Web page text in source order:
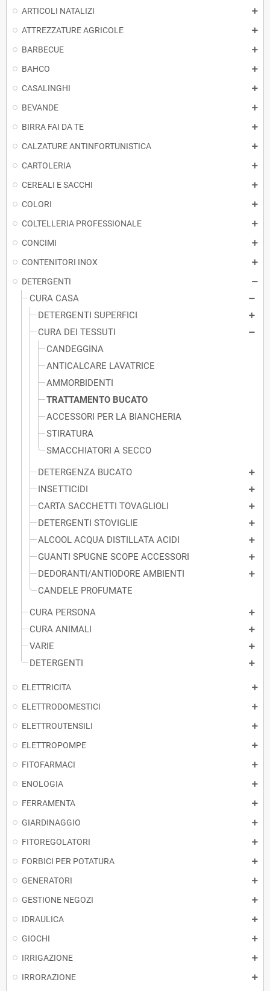
ARTICOLI NATALIZI
ATTREZZATURE AGRICOLE
BARBECUE
BAHCO
CASALINGHI
BEVANDE
BIRRA FAI DA TE
CALZATURE ANTINFORTUNISTICA
CARTOLERIA
CEREALI E SACCHI
COLORI
COLTELLERIA PROFESSIONALE
CONCIMI
CONTENITORI INOX
DETERGENTI
CURA CASA
DETERGENTI SUPERFICI
CURA DEI TESSUTI
CANDEGGINA
ANTICALCARE LAVATRICE
AMMORBIDENTI
TRATTAMENTO BUCATO
ACCESSORI PER LA BIANCHERIA
STIRATURA
SMACCHIATORI A SECCO
DETERGENZA BUCATO
INSETTICIDI
CARTA SACCHETTI TOVAGLIOLI
DETERGENTI STOVIGLIE
ALCOOL ACQUA DISTILLATA ACIDI
GUANTI SPUGNE SCOPE ACCESSORI
DEDORANTI/ANTIODORE AMBIENTI
CANDELE PROFUMATE
CURA PERSONA
CURA ANIMALI
VARIE
DETERGENTI
ELETTRICITA
ELETTRODOMESTICI
ELETTROUTENSILI
ELETTROPOMPE
FITOFARMACI
ENOLOGIA
FERRAMENTA
GIARDINAGGIO
FITOREGOLATORI
FORBICI PER POTATURA
GENERATORI
GESTIONE NEGOZI
IDRAULICA
GIOCHI
IRRIGAZIONE
IRRORAZIONE